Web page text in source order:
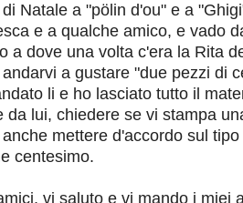
Natale a "pölin d'ou" e a
e a qualche amico, e vado
a dove una volta c'era la Rita
a gustare "due pezzi di
li e ho lasciato tutto il
da lui, chiedere se vi stampa
mettere d'accordo sul
centesimo.
vi saluto e vi mando i miei